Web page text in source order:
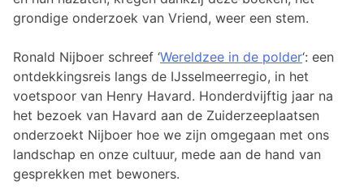
grondige onderzoek van Vriend, weer een stem.
Ronald Nijboer schreef ‘Wereldzee in de polder‘: een
ontdekkingsreis langs de IJsselmeerregio, in het
voetspoor van Henry Havard. Honderdvijftig jaar na
het bezoek van Havard aan de Zuiderzeeplaatsen
onderzoekt Nijboer hoe we zijn omgegaan met ons
landschap en onze cultuur, mede aan de hand van
gesprekken met bewoners.